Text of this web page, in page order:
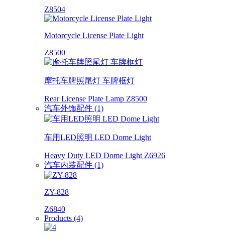
Z8504
Motorcycle License Plate Light
Z8500
摩托车牌照尾灯 车牌框灯
Rear License Plate Lamp Z8500
汽车外饰配件 (1)
车用LED照明 LED Dome Light
Heavy Duty LED Dome Light Z6926
汽车内装配件 (1)
ZY-828
Z6840
Products (4)